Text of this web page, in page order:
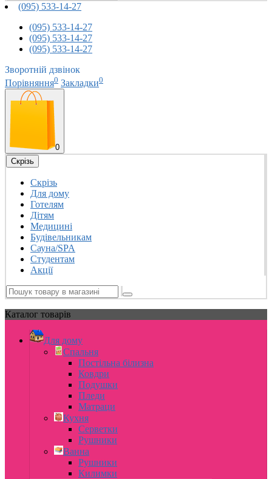
(095) 533-14-27
(095) 533-14-27
(095) 533-14-27
(095) 533-14-27
Зворотній дзвінок
Порівняння0 Закладки0
0
Скрізь
Скрізь
Для дому
Готелям
Дітям
Медицині
Будівельникам
Сауна/SPA
Студентам
Акції
Каталог товарів
Для дому
Спальня
Постільна білизна
Ковдри
Подушки
Пледи
Матраци
Кухня
Серветки
Рушники
Ванна
Рушники
Килимки